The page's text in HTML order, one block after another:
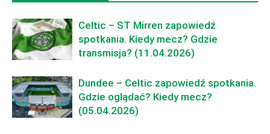
Celtic – ST Mirren zapowiedź
spotkania. Kiedy mecz? Gdzie
transmisja? (11.04.2026)
Dundee – Celtic zapowiedź spotkania.
Gdzie oglądać? Kiedy mecz?
(05.04.2026)